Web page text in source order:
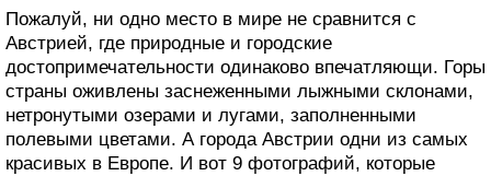
Пожалуй, ни одно место в мире не сравнится с
Австрией, где природные и городские
достопримечательности одинаково впечатляющи. Горы
страны оживлены заснеженными лыжными склонами,
нетронутыми озерами и лугами, заполненными
полевыми цветами. А города Австрии одни из самых
красивых в Европе. И вот 9 фотографий, которые